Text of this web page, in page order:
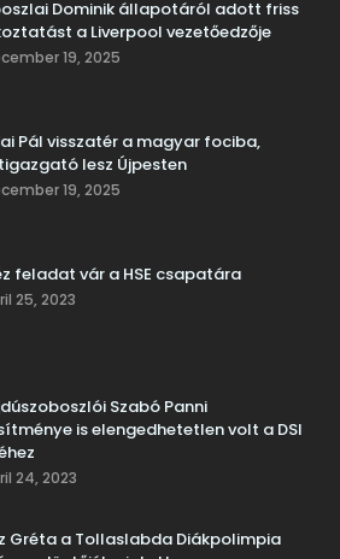
Dominik állapotáról adott friss
a Liverpool vezetőedzője
19, 2025
Pál visszatér a magyar fociba,
lesz Újpesten
19, 2025
feladat vár a HSE csapatára
25, 2023
Szabó Panni
is elengedhetetlen volt a DSI
24, 2023
Gréta a Tollaslabda Diákpolimpia